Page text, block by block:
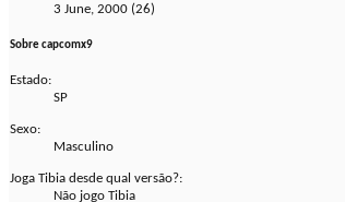
3 June, 2000 (26)
Sobre capcomx9
Estado:
SP
Sexo:
Masculino
Joga Tibia desde qual versão?:
Não jogo Tibia